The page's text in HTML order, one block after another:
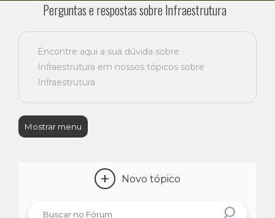
Perguntas e respostas sobre Infraestrutura
Encontre aqui a sua dúvida sobre
Infraestrutura em nossos tópicos sobre
Infraestrutura
Mostrar menu
+ Novo tópico